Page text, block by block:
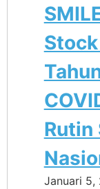
Rutin
Januari 5,